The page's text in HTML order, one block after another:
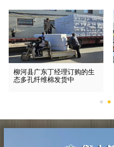
柳河县广东丁经理订购的生
态多孔纤维棉发货中